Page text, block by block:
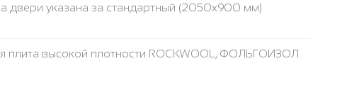
двери указана за стандартный (2050x900 мм)
плита высокой плотности ROCKWOOL, ФОЛЬГОИЗОЛ